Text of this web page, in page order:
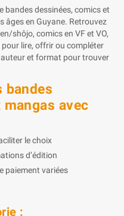
bandes dessinées, comics et
âges en Guyane. Retrouvez
shôjo, comics en VF et VO,
lire, offrir ou compléter
et format pour trouver
bandes
avec
le choix
d’édition
paiement variées
: